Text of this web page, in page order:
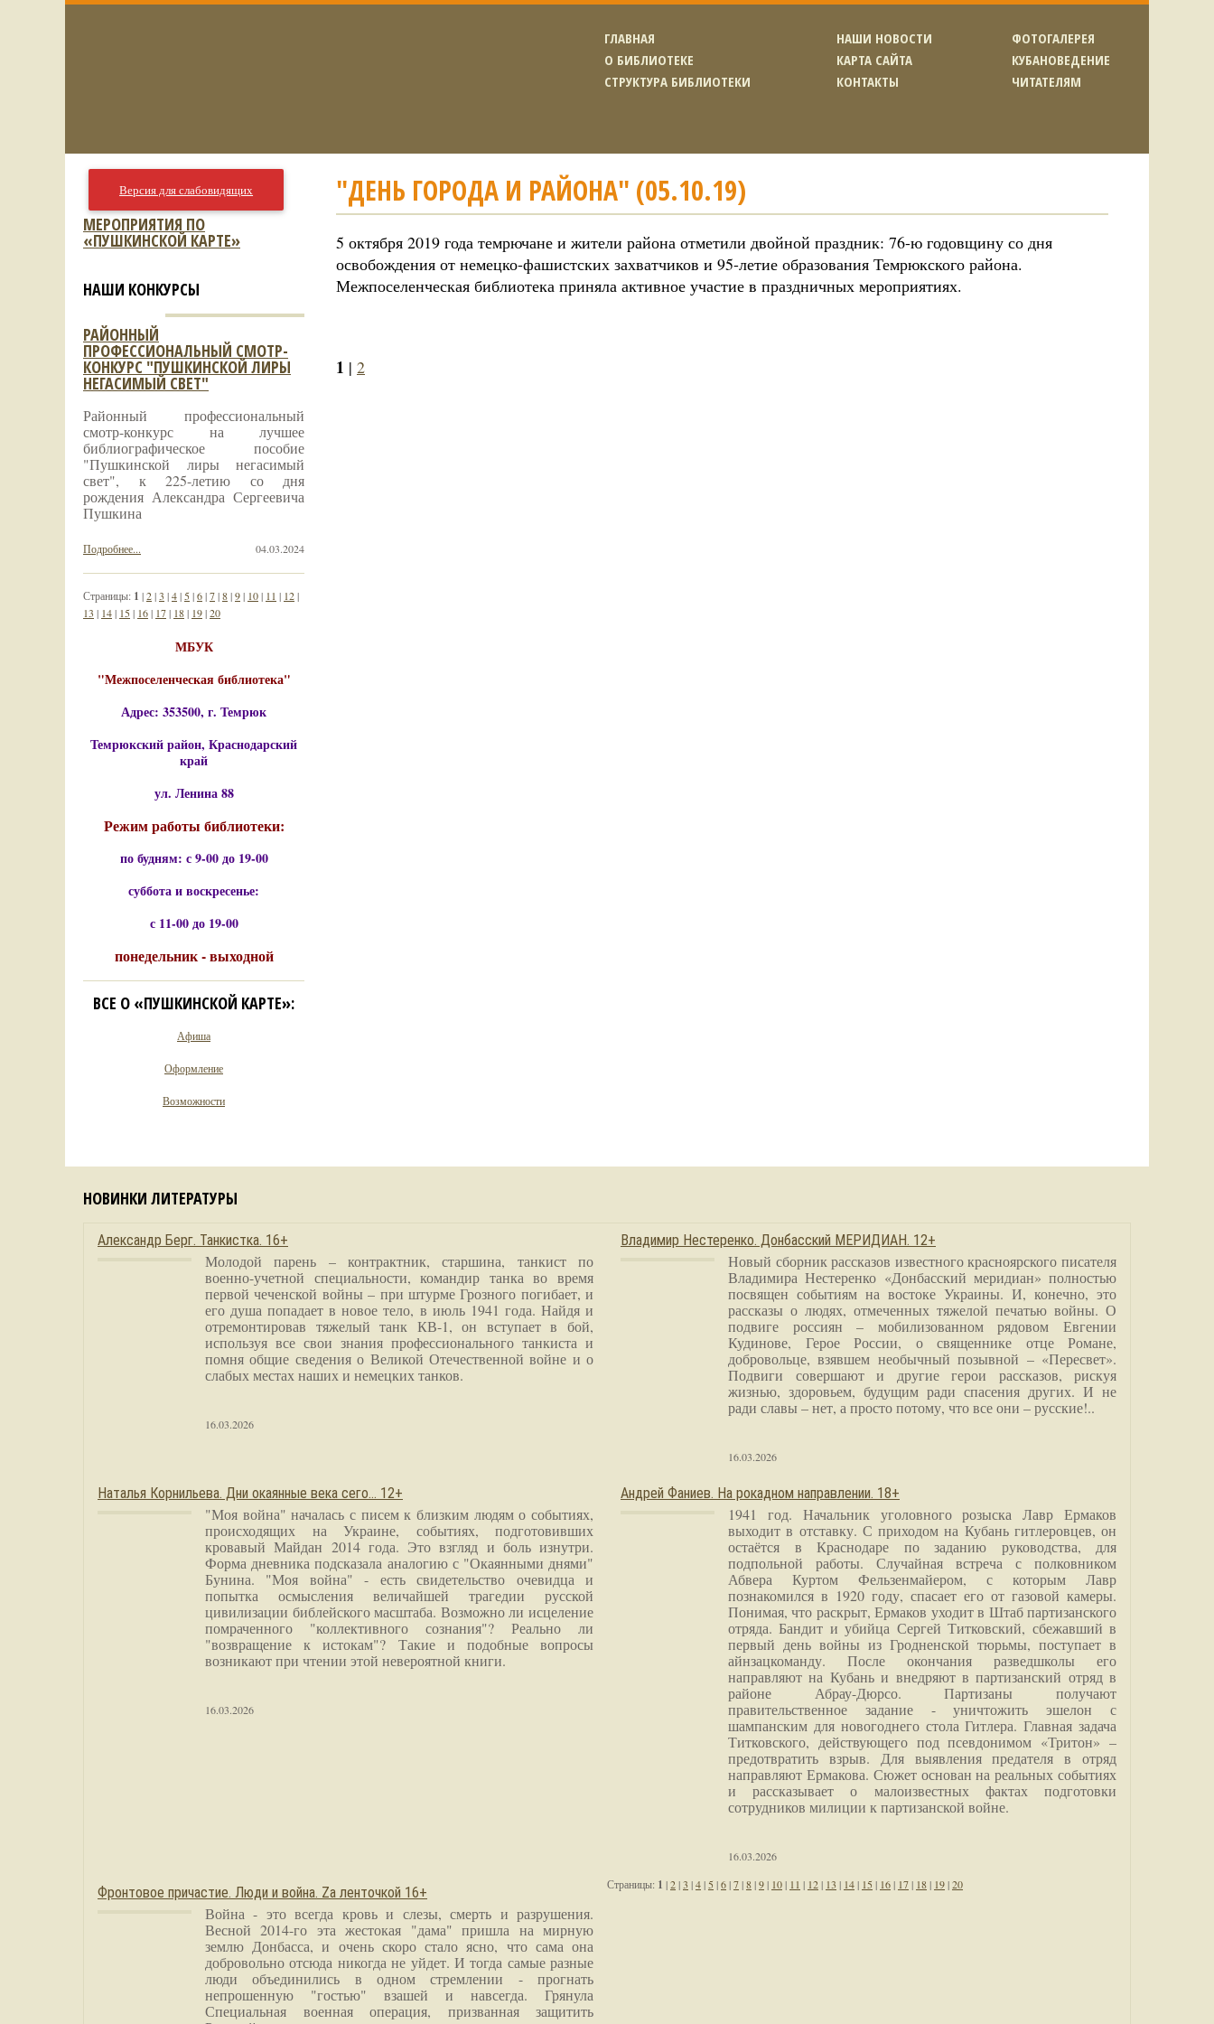
ГЛАВНАЯ
О БИБЛИОТЕКЕ
СТРУКТУРА БИБЛИОТЕКИ
НАШИ НОВОСТИ
КАРТА САЙТА
КОНТАКТЫ
ФОТОГАЛЕРЕЯ
КУБАНОВЕДЕНИЕ
ЧИТАТЕЛЯМ
"ДЕНЬ ГОРОДА И РАЙОНА" (05.10.19)
5 октября 2019 года темрючане и жители района отметили двойной праздник: 76-ю годовщину со дня
освобождения от немецко-фашистских захватчиков и 95-летие образования Темрюкского района.
Межпоселенческая библиотека приняла активное участие в праздничных мероприятиях.
1 | 2
Версия для слабовидящих
МЕРОПРИЯТИЯ ПО
«ПУШКИНСКОЙ КАРТЕ»
НАШИ КОНКУРСЫ
РАЙОННЫЙ
ПРОФЕССИОНАЛЬНЫЙ СМОТР-
КОНКУРС "ПУШКИНСКОЙ ЛИРЫ
НЕГАСИМЫЙ СВЕТ"
Районный профессиональный
смотр-конкурс на лучшее
библиографическое пособие
"Пушкинской лиры негасимый
свет", к 225-летию со дня
рождения Александра Сергеевича
Пушкина
04.03.2024
Подробнее...
Страницы: 1 |2|3 |4| 5|6|7|8|9| 10| 11 | 12|
13 | 14| 15| 16| 17| 18| 19|20
МБУК
"Межпоселенческая библиотека"
Адрес: 353500, г. Темрюк
Темрюкский район, Краснодарский
край
ул. Ленина 88
Режим работы библиотеки:
по будням: с 9-00 до 19-00
суббота и воскресенье:
с 11-00 до 19-00
понедельник - выходной
ВСЕ О «ПУШКИНСКОЙ КАРТЕ»:
Афиша
Оформление
Возможности
НОВИНКИ ЛИТЕРАТУРЫ
Александр Берг. Танкистка. 16+
Молодой парень – контрактник, старшина, танкист по
военно-учетной специальности, командир танка во время
первой чеченской войны – при штурме Грозного погибает, и
его душа попадает в новое тело, в июль 1941 года. Найдя и
отремонтировав тяжелый танк КВ-1, он вступает в бой,
используя все свои знания профессионального танкиста и
помня общие сведения о Великой Отечественной войне и о
слабых местах наших и немецких танков.
16.03.2026
Владимир Нестеренко. Донбасский МЕРИДИАН. 12+
Новый сборник рассказов известного красноярского писателя
Владимира Нестеренко «Донбасский меридиан» полностью
посвящен событиям на востоке Украины. И, конечно, это
рассказы о людях, отмеченных тяжелой печатью войны. О
подвиге россиян – мобилизованном рядовом Евгении
Кудинове, Герое России, о священнике отце Романе,
добровольце, взявшем необычный позывной – «Пересвет».
Подвиги совершают и другие герои рассказов, рискуя
жизнью, здоровьем, будущим ради спасения других. И не
ради славы – нет, а просто потому, что все они – русские!..
16.03.2026
Наталья Корнильева. Дни окаянные века сего… 12+
"Моя война" началась с писем к близким людям о событиях,
происходящих на Украине, событиях, подготовивших
кровавый Майдан 2014 года. Это взгляд и боль изнутри.
Форма дневника подсказала аналогию с "Окаянными днями"
Бунина. "Моя война" - есть свидетельство очевидца и
попытка осмысления величайшей трагедии русской
цивилизации библейского масштаба. Возможно ли исцеление
помраченного "коллективного сознания"? Реально ли
"возвращение к истокам"? Такие и подобные вопросы
возникают при чтении этой невероятной книги.
16.03.2026
Андрей Фаниев. На рокадном направлении. 18+
1941 год. Начальник уголовного розыска Лавр Ермаков
выходит в отставку. С приходом на Кубань гитлеровцев, он
остаётся в Краснодаре по заданию руководства, для
подпольной работы. Случайная встреча с полковником
Абвера Куртом Фельзенмайером, с которым Лавр
познакомился в 1920 году, спасает его от газовой камеры.
Понимая, что раскрыт, Ермаков уходит в Штаб партизанского
отряда. Бандит и убийца Сергей Титковский, сбежавший в
первый день войны из Гродненской тюрьмы, поступает в
айнзацкоманду. После окончания разведшколы его
направляют на Кубань и внедряют в партизанский отряд в
районе Абрау-Дюрсо. Партизаны получают
правительственное задание - уничтожить эшелон с
шампанским для новогоднего стола Гитлера. Главная задача
Титковского, действующего под псевдонимом «Тритон» –
предотвратить взрыв. Для выявления предателя в отряд
направляют Ермакова. Сюжет основан на реальных событиях
и рассказывает о малоизвестных фактах подготовки
сотрудников милиции к партизанской войне.
16.03.2026
Фронтовое причастие. Люди и война. Zа ленточкой 16+
Война - это всегда кровь и слезы, смерть и разрушения.
Весной 2014-го эта жестокая "дама" пришла на мирную
землю Донбасса, и очень скоро стало ясно, что сама она
добровольно отсюда никогда не уйдет. И тогда самые разные
люди объединились в одном стремлении - прогнать
непрошенную "гостью" взашей и навсегда. Грянула
Специальная военная операция, призванная защитить
Страницы: 1 |2|3 |4| 5 |6|7|8|9| 10| 11 | 12| 13 | 14| 15 | 16| 17| 18| 19|20